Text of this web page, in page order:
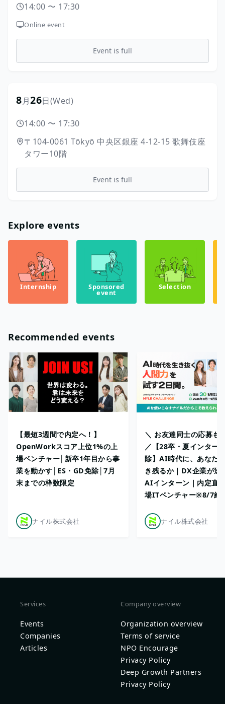
Explore events
Internship Sponsored
event
Selection
Recommended events
【最短3週間で内定へ！】
OpenWorkスコア上位1%の上
場ベンチャー│新卒1年目から事
業を動かす│ES・GD免除│7月
末までの枠数限定
ナイル株式会社
＼ お友達同士の応募も
／【28卒・夏インター
除】AI時代に、あなた
き残るか｜DX企業が送
AIインターン｜内定直
場ITベンチャー※8/7締
ナイル株式会社
14:00 〜 17:30
Online event
Event is full
8月26日(Wed)
14:00 〜 17:30
〒104-0061 Tōkyō 中央区銀座 4-12-15 歌舞伎座
タワー10階
Event is full
Services
Events
Companies
Articles
Company overview
Organization overview
Terms of service
NPO Encourage
Privacy Policy
Deep Growth Partners
Privacy Policy